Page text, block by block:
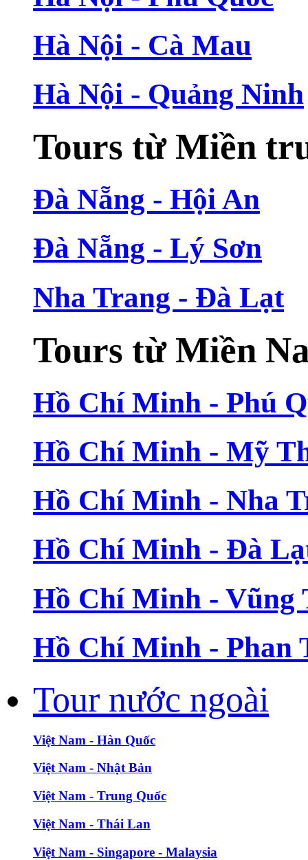
Hà Nội - Cà Mau
Hà Nội - Quảng Ninh
Tours từ Miền
Đà Nẵng - Hội An
Đà Nẵng - Lý Sơn
Nha Trang - Đà Lạt
Tours từ Miền
Hồ Chí Minh - Phú
Hồ Chí Minh - Mỹ
Hồ Chí Minh - Nha
Hồ Chí Minh - Đà
Hồ Chí Minh - Vũng
Hồ Chí Minh - Phan
Tour nước ngoài
Việt Nam - Hàn Quốc
Việt Nam - Nhật Bản
Việt Nam - Trung Quốc
Việt Nam - Thái Lan
Việt Nam - Singapore - Malaysia